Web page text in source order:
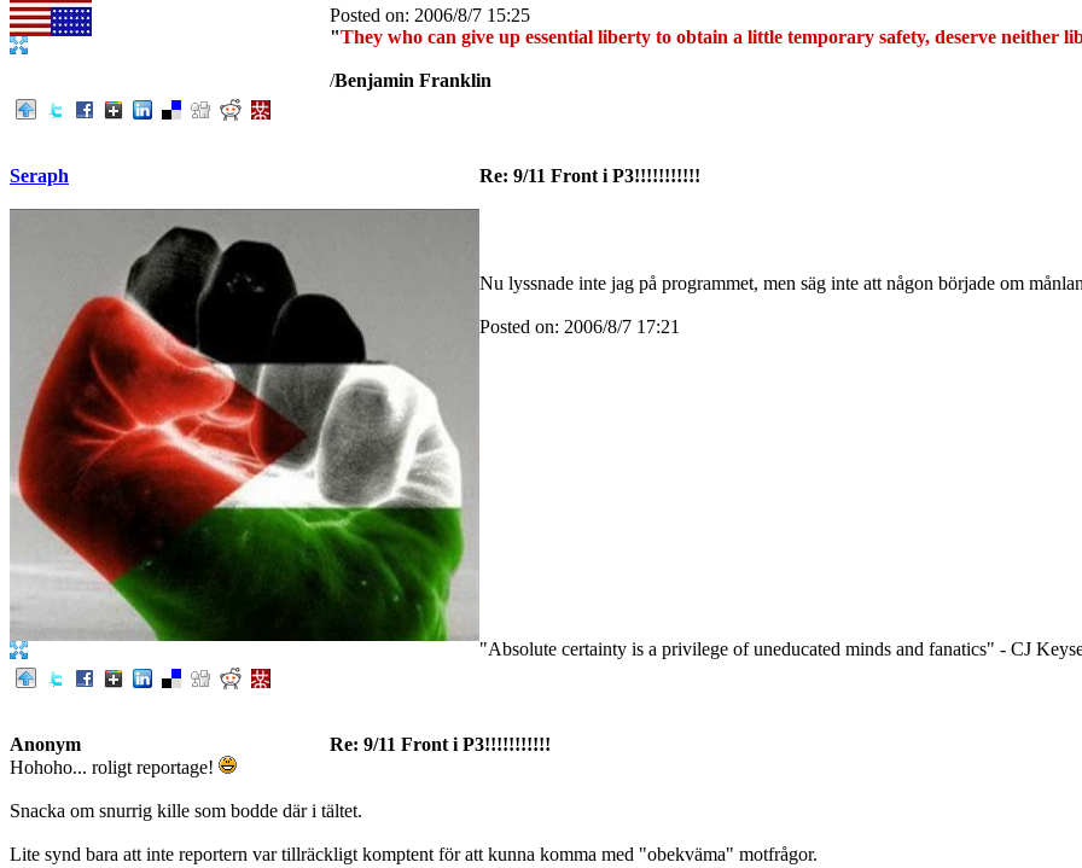
Posted on: 2006/8/7 15:25
"They who can give up essential liberty to obtain a little temporary safety, deserve neither
/Benjamin Franklin
Seraph Re: 9/11 Front i P3!!!!!!!!!!!
Nu lyssnade inte jag på programmet, men säg inte att någon började om
Posted on: 2006/8/7 17:21
"Absolute certainty is a privilege of uneducated minds and fanatics" - CJ
Anonym Re: 9/11 Front i P3!!!!!!!!!!!
Hohoho... roligt reportage!
Snacka om snurrig kille som bodde där i tältet.
Lite synd bara att inte reportern var tillräckligt komptent för att kunna komma med "obekväma" motfrågor.